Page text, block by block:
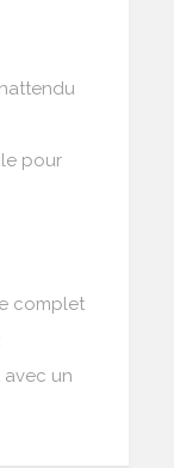
pour
complet
avec un